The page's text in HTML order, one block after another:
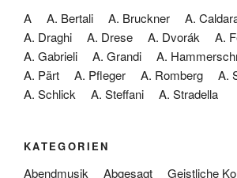
A A. Bertali A. Bruckner A.
A. Draghi
A. Drese A. Dvorák
A.
A. Gabrieli
A. Grandi A.
A. Pärt
A. Pfleger A. Romberg
A.
A. Schlick
A. Steffani A. Stradella
KATEGORIEN
Abendmusik Abgesagt Geistliche